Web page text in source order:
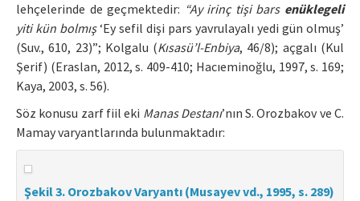
lehçelerinde de geçmektedir: “Ay irinç tişi bars enüklegeli
yiti kün bolmış‘Ey sefil dişi pars yavrulayalı yedi gün olmuş’
(Suv., 610, 23)”; Kolgalu (Kısasü’l-Enbiya, 46/8); açgalı (Kul
Şerif) (Eraslan, 2012, s. 409-410; Hacıeminoğlu, 1997, s. 169;
Kaya, 2003, s. 56).
Söz konusu zarf fiil eki Manas Destanı’nın S. Orozbakov ve C.
Mamay varyantlarında bulunmaktadır:
Şekil 3. Orozbakov Varyantı (Musayev vd., 1995, s. 289)